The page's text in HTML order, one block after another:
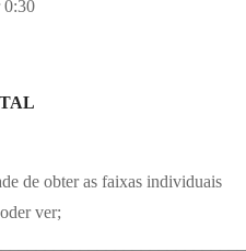
0:30
de obter as faixas individuais
ver;